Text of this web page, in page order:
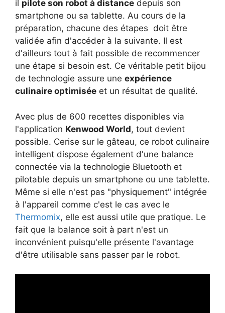
il pilote son robot à distance depuis son
smartphone ou sa tablette. Au cours de la
préparation, chacune des étapes doit être
validée afin d'accéder à la suivante. Il est
d'ailleurs tout à fait possible de recommencer
une étape si besoin est. Ce véritable petit bijou
de technologie assure une expérience
culinaire optimisée et un résultat de qualité.
Avec plus de 600 recettes disponibles via
l'application Kenwood World, tout devient
possible. Cerise sur le gâteau, ce robot culinaire
intelligent dispose également d'une balance
connectée via la technologie Bluetooth et
pilotable depuis un smartphone ou une tablette.
Même si elle n'est pas "physiquement" intégrée
à l'appareil comme c'est le cas avec le
Thermomix, elle est aussi utile que pratique. Le
fait que la balance soit à part n'est un
inconvénient puisqu'elle présente l'avantage
d'être utilisable sans passer par le robot.